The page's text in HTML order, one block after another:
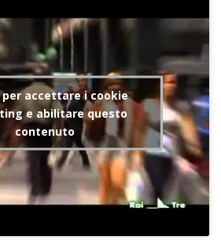
per accettare i cookie
e abilitare questo
contenuto